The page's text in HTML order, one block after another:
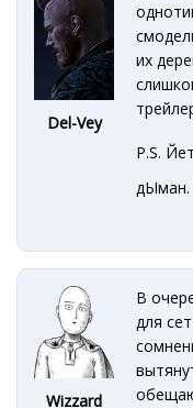
Del-Vey
их
P.S.
дЫман.
Wizzard
В
для